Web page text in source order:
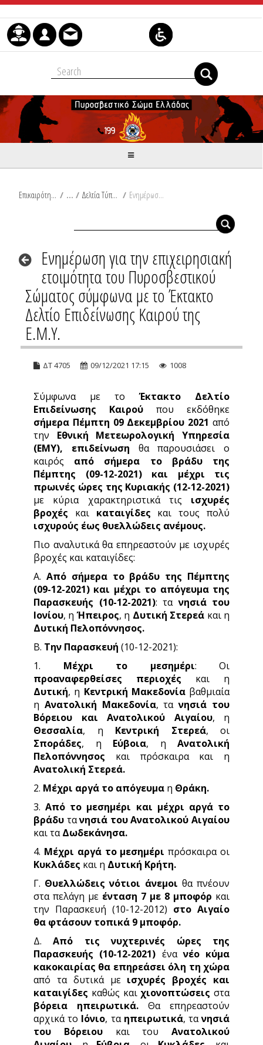
Μετάβαση στο περιεχόμενο
Επικαιρότητα / Δελτία Τύπου / Ενημέρωση για την επιχειρησιακή ετοιμότητα του Πυροσβεστικού Σώματος σύμφωνα με το Έκτακτο Δελτίο Επιδείνωσης Καιρού της Ε.Μ.Υ.
Ενημέρωση για την επιχειρησιακή
ετοιμότητα του Πυροσβεστικού
Σώματος σύμφωνα με το Έκτακτο
Δελτίο Επιδείνωσης Καιρού της
Ε.Μ.Υ.
ΔΤ 4705 09/12/2021 17:15 1008
Σύμφωνα με τοΈκτακτο Δελτίο
Επιδείνωσης Καιρού που εκδόθηκε
σήμερα Πέμπτη 09 Δεκεμβρίου 2021 από
την Εθνική Μετεωρολογική Υπηρεσία
(ΕΜΥ), επιδείνωση θα παρουσιάσει ο
καιρός από σήμερα το βράδυ της
Πέμπτης (09-12-2021) και μέχρι τις
πρωινές ώρες της Κυριακής (12-12-2021)
με κύρια χαρακτηριστικά τις ισχυρές
βροχές και καταιγίδες και τους πολύ
ισχυρούς έως θυελλώδεις ανέμους.
Πιο αναλυτικά θα επηρεαστούν με ισχυρές
βροχές και καταιγίδες:
Α. Από σήμερα το βράδυ της Πέμπτης
(09-12-2021) και μέχρι το απόγευμα της
Παρασκευής (10-12-2021): τανησιά του
Ιονίου, ηΉπειρος, η Δυτική Στερεά και η
Δυτική Πελοπόννησος.
Β. Την Παρασκευή (10-12-2021):
1. Μέχρι το μεσημέρι: Οι
προαναφερθείσες περιοχές και η
Δυτική, η Κεντρική Μακεδονίαβαθμιαία
η Ανατολική Μακεδονία, τανησιά του
Βόρειου και Ανατολικού Αιγαίου, η
Θεσσαλία, η Κεντρική Στερεά, οι
Σποράδες, η Εύβοια, η Ανατολική
Πελοπόννησος και πρόσκαιρα και η
Ανατολική Στερεά.
2. Μέχρι αργά το απόγευμα η Θράκη.
3.Από το μεσημέρι και μέχρι αργά το
βράδυ τανησιά του Ανατολικού Αιγαίου
και ταΔωδεκάνησα.
4. Μέχρι αργά το μεσημέρι πρόσκαιρα οι
Κυκλάδες και η Δυτική Κρήτη.
Γ. Θυελλώδεις νότιοι άνεμοι θα πνέουν
στα πελάγη με ένταση 7 με 8 μποφόρ και
την Παρασκευή (10-12-2012) στο Αιγαίο
θα φτάσουν τοπικά 9 μποφόρ.
Δ.Από τις νυχτερινές ώρες της
Παρασκευής (10-12-2021) ένανέο κύμα
κακοκαιρίας θα επηρεάσει όλη τη χώρα
από τα δυτικά με ισχυρές βροχές και
καταιγίδες καθώς και χιονοπτώσεις στα
βόρεια
ηπειρωτικά. Θα επηρεαστούν
αρχικά το Ιόνιο, τα ηπειρωτικά, τανησιά
του Βόρειουκαι του Ανατολικού